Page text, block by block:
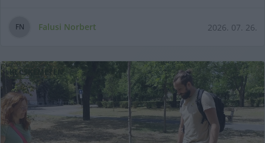
FN Falusi Norbert 2026. 07. 26.
KECSKEMÉTEN